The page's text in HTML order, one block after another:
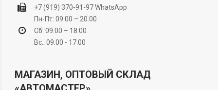
+7 (919) 370-91-97WhatsApp
Пн-Пт: 09.00 – 20.00
Сб: 09.00 – 18.00
Вс.: 09.00 - 17.00
МАГАЗИН, ОПТОВЫЙ СКЛАД